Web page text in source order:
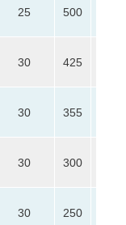
25 500
30 425
30 355
30 300
30 250